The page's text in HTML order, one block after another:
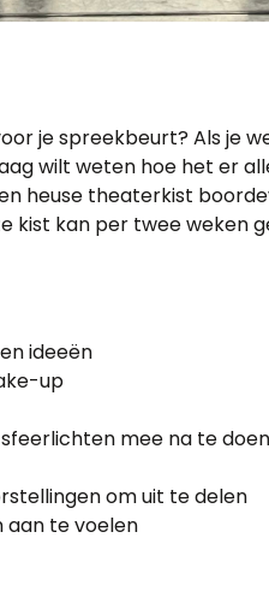
je spreekbeurt? Als je
wilt weten hoe het er
heuse theaterkist
kist kan per twee weken
ideeën
up
mee na te doen
om uit te delen
aan te voelen